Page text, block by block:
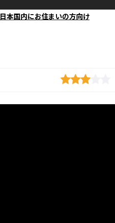
日本国内にお住まいの方向け